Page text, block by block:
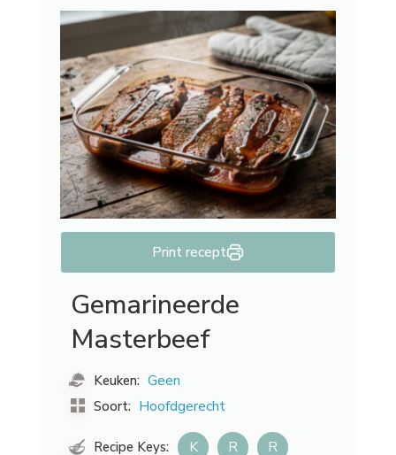
Print recept
Gemarineerde
Masterbeef
Keuken: Geen
Soort: Hoofdgerecht
Recipe Keys: K R R